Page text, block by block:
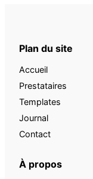
Plan du site
Accueil
Prestataires
Templates
Journal
Contact
À propos